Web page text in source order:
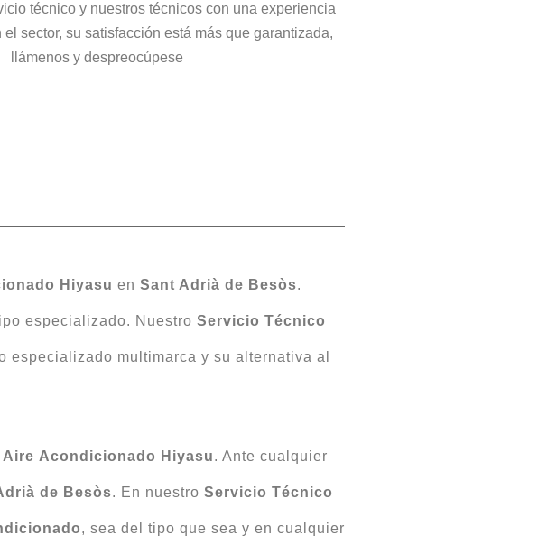
técnico y nuestros técnicos con una experiencia
sector, su satisfacción está más que garantizada,
llámenos y despreocúpese
Hiyasu en Sant Adrià de Besòs.
especializado. Nuestro Servicio Técnico
especializado multimarca y su alternativa al
Aire Acondicionado Hiyasu. Ante cualquier
de Besòs. En nuestro Servicio Técnico
, sea del tipo que sea y en cualquier